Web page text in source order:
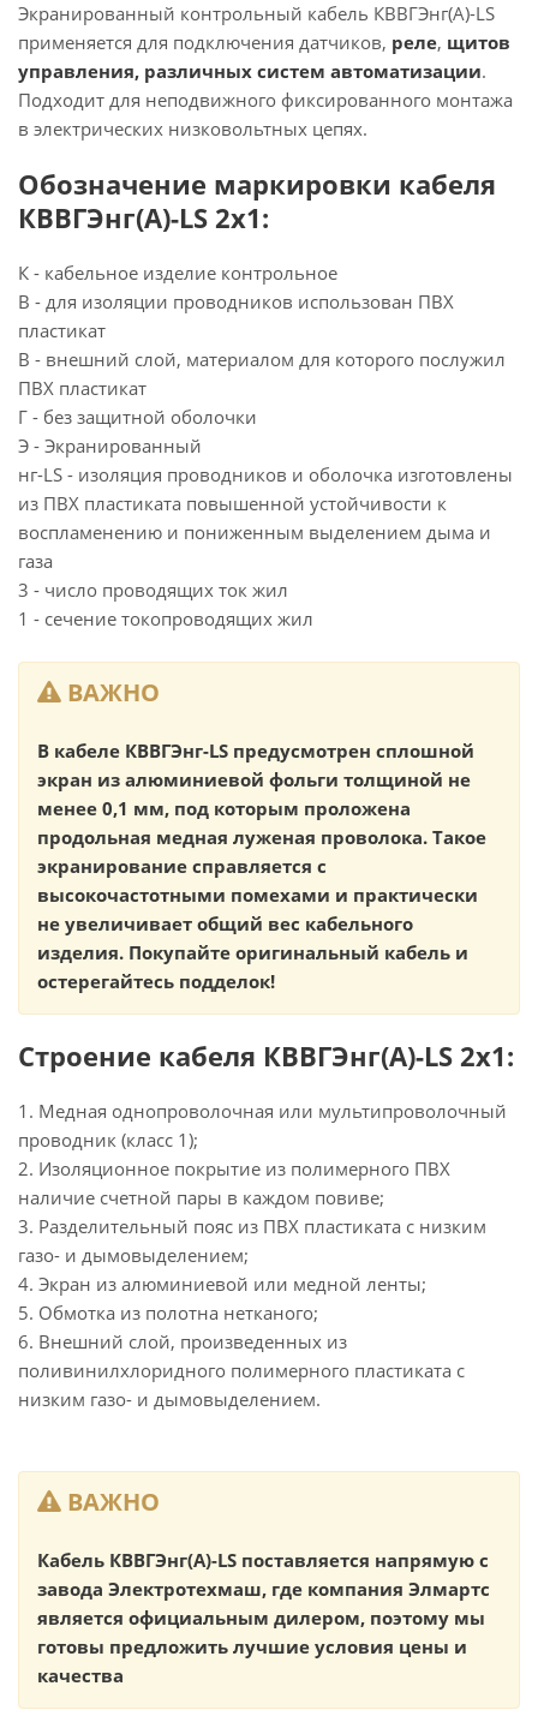
Экранированный контрольный кабель КВВГЭнг(А)-LS
применяется для подключения датчиков, реле, щитов
управления, различных систем автоматизации.
Подходит для неподвижного фиксированного монтажа
в электрических низковольтных цепях.
Обозначение маркировки кабеля
КВВГЭнг(А)-LS 2х1:
К - кабельное изделие контрольное
В - для изоляции проводников использован ПВХ
пластикат
В - внешний слой, материалом для которого послужил
ПВХ пластикат
Г - без защитной оболочки
Э - Экранированный
нг-LS - изоляция проводников и оболочка изготовлены
из ПВХ пластиката повышенной устойчивости к
воспламенению и пониженным выделением дыма и
газа
3 - число проводящих ток жил
1 - сечение токопроводящих жил
ВАЖНО
В кабеле КВВГЭнг-LS предусмотрен сплошной
экран из алюминиевой фольги толщиной не
менее 0,1 мм, под которым проложена
продольная медная луженая проволока. Такое
экранирование справляется с
высокочастотными помехами и практически
не увеличивает общий вес кабельного
изделия. Покупайте оригинальный кабель и
остерегайтесь подделок!
Строение кабеля КВВГЭнг(А)-LS 2х1:
1. Медная однопроволочная или мультипроволочный
проводник (класс 1);
2. Изоляционное покрытие из полимерного ПВХ
наличие счетной пары в каждом повиве;
3. Разделительный пояс из ПВХ пластиката с низким
газо- и дымовыделением;
4. Экран из алюминиевой или медной ленты;
5. Обмотка из полотна нетканого;
6. Внешний слой, произведенных из
поливинилхлоридного полимерного пластиката с
низким газо- и дымовыделением.
ВАЖНО
Кабель КВВГЭнг(А)-LS поставляется напрямую с
завода Электротехмаш, где компания Элмартс
является официальным дилером, поэтому мы
готовы предложить лучшие условия цены и
качества